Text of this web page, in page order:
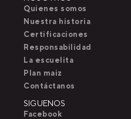
Quienes somos
Nuestra historia
Certificaciones
Responsabilidad
La escuelita
Plan maiz
Contáctanos
SIGUENOS
Facebook